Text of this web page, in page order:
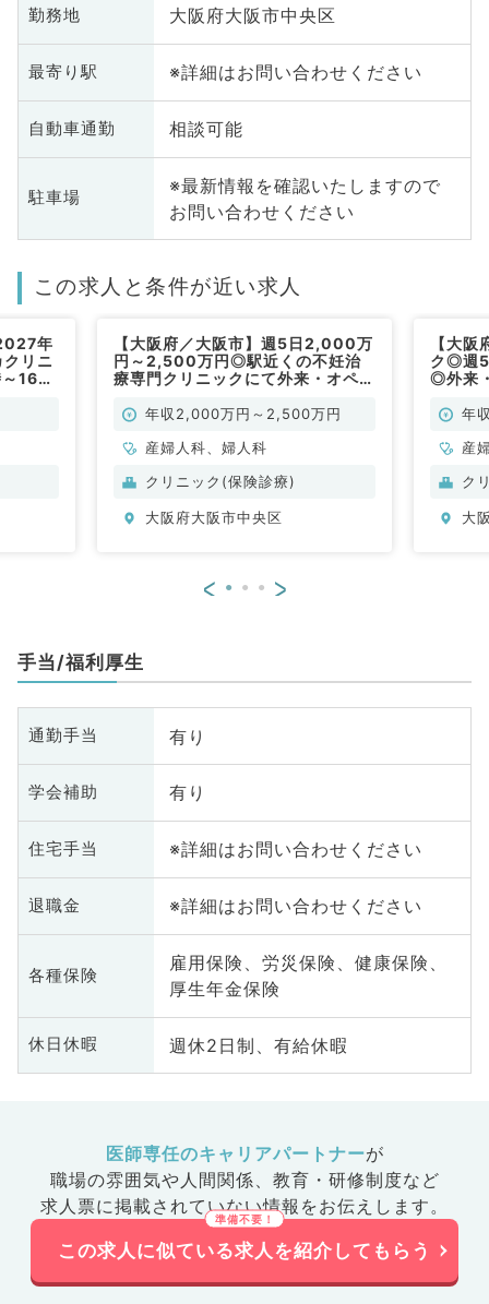
勤務地 大阪府大阪市中央区
最寄り駅 ※詳細はお問い合わせください
自動車通勤 相談可能
駐車場
※最新情報を確認いたしますので
お問い合わせください
この求人と条件が近い求人
年
リニ
16時
【大阪府／大阪市】週5日2,000万
円～2,500万円◎駅近くの不妊治
療専門クリニックにて外来・オペ・
婦人科／常勤）
年収2,000万円～2,500万円
産婦人科、婦人科
クリニック(保険診療)
大阪府大阪市中央区
【大
ク◎週
◎外来
年
産
ク
大
< >
手当/福利厚生
通勤手当 有り
学会補助 有り
住宅手当 ※詳細はお問い合わせください
退職金 ※詳細はお問い合わせください
各種保険
雇用保険、労災保険、健康保険、
厚生年金保険
休日休暇 週休2日制、有給休暇
医師専任のキャリアパートナーが
職場の雰囲気や人間関係、 教育・研修制度など
求人票に掲載されていない情報をお伝えします。
この求人に似ている求人を紹介してもらう